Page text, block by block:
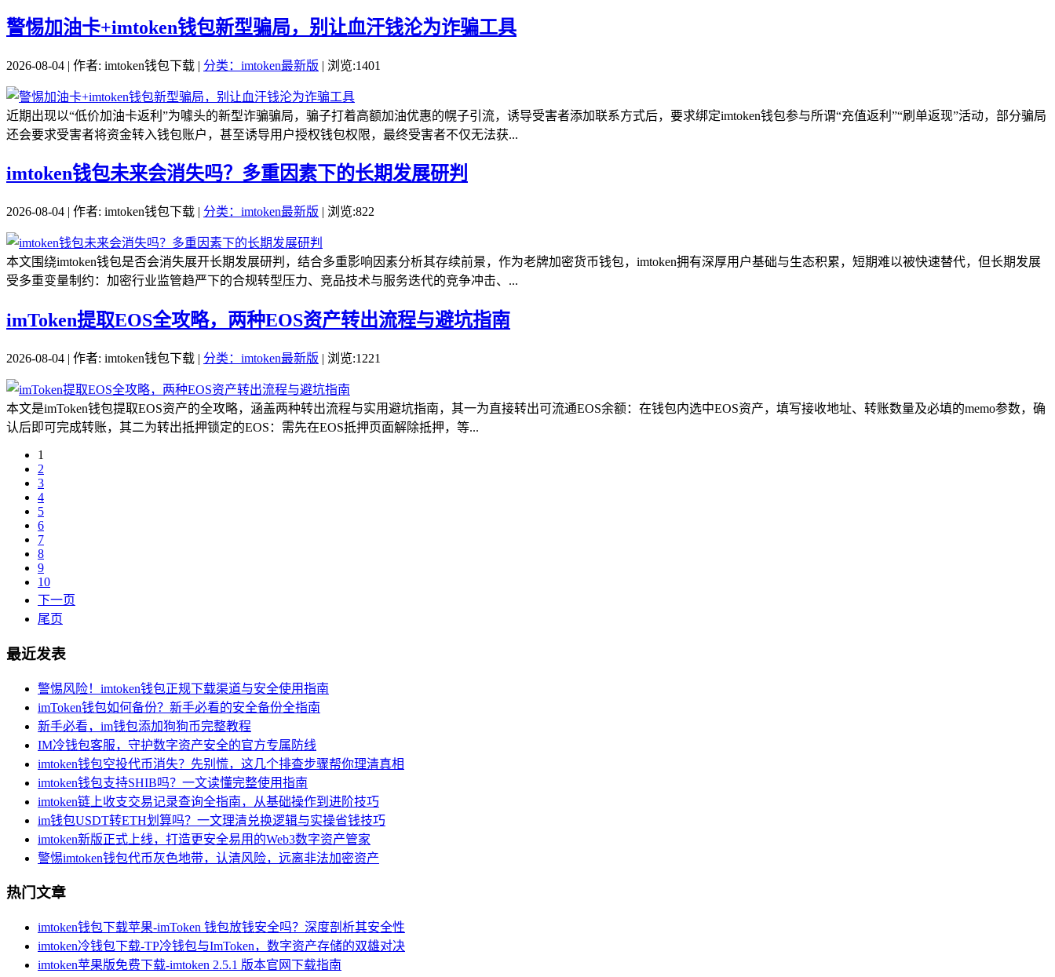
警惕加油卡+imtoken钱包新型骗局，别让血汗钱沦为诈骗工具
2026-08-04 | 作者: imtoken钱包下载 | 分类：imtoken最新版 | 浏览:1401
近期出现以“低价加油卡返利”为噱头的新型诈骗骗局，骗子打着高额加油优惠的幌子引流，诱导受害者添加联系方式后，要求绑定imtoken钱包参与所谓“充值返利”“刷单返现”活动，部分骗局
还会要求受害者将资金转入钱包账户，甚至诱导用户授权钱包权限，最终受害者不仅无法获...
imtoken钱包未来会消失吗？多重因素下的长期发展研判
2026-08-04 | 作者: imtoken钱包下载 | 分类：imtoken最新版 | 浏览:822
本文围绕imtoken钱包是否会消失展开长期发展研判，结合多重影响因素分析其存续前景，作为老牌加密货币钱包，imtoken拥有深厚用户基础与生态积累，短期难以被快速替代，但长期发展
受多重变量制约：加密行业监管趋严下的合规转型压力、竞品技术与服务迭代的竞争冲击、...
imToken提取EOS全攻略，两种EOS资产转出流程与避坑指南
2026-08-04 | 作者: imtoken钱包下载 | 分类：imtoken最新版 | 浏览:1221
本文是imToken钱包提取EOS资产的全攻略，涵盖两种转出流程与实用避坑指南，其一为直接转出可流通EOS余额：在钱包内选中EOS资产，填写接收地址、转账数量及必填的memo参数，确
认后即可完成转账，其二为转出抵押锁定的EOS：需先在EOS抵押页面解除抵押，等...
1
2
3
4
5
6
7
8
9
10
下一页
尾页
最近发表
警惕风险！imtoken钱包正规下载渠道与安全使用指南
imToken钱包如何备份？新手必看的安全备份全指南
新手必看，im钱包添加狗狗币完整教程
IM冷钱包客服，守护数字资产安全的官方专属防线
imtoken钱包空投代币消失？先别慌，这几个排查步骤帮你理清真相
imtoken钱包支持SHIB吗？一文读懂完整使用指南
imtoken链上收支交易记录查询全指南，从基础操作到进阶技巧
im钱包USDT转ETH划算吗？一文理清兑换逻辑与实操省钱技巧
imtoken新版正式上线，打造更安全易用的Web3数字资产管家
警惕imtoken钱包代币灰色地带，认清风险，远离非法加密资产
热门文章
imtoken钱包下载苹果-imToken 钱包放钱安全吗？深度剖析其安全性
imtoken冷钱包下载-TP冷钱包与ImToken，数字资产存储的双雄对决
imtoken苹果版免费下载-imtoken 2.5.1 版本官网下载指南